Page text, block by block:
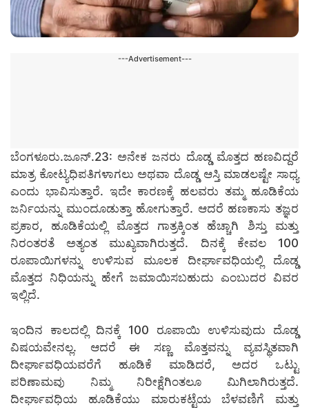
---Advertisement---
ಬೆಂಗಳೂರು.ಜೂನ್.23: ಅನೇಕ ಜನರು ದೊಡ್ಡ ಮೊತ್ತದ ಹಣವಿದ್ದರೆ
ಮಾತ್ರ ಕೋಟ್ಯಧಿಪತಿಗಳಾಗಲು ಅಥವಾ ದೊಡ್ಡ ಆಸ್ತಿ ಮಾಡಲಷ್ಟೇ ಸಾಧ್ಯ
ಎಂದು ಭಾವಿಸುತ್ತಾರೆ. ಇದೇ ಕಾರಣಕ್ಕೆ ಹಲವರು ತಮ್ಮ ಹೂಡಿಕೆಯ
ಜರ್ನಿಯನ್ನು ಮುಂದೂಡುತ್ತಾ ಹೋಗುತ್ತಾರೆ. ಆದರೆ ಹಣಕಾಸು ತಜ್ಞರ
ಪ್ರಕಾರ, ಹೂಡಿಕೆಯಲ್ಲಿ ಮೊತ್ತದ ಗಾತ್ರಕ್ಕಿಂತ ಹೆಚ್ಚಾಗಿ ಶಿಸ್ತು ಮತ್ತು
ನಿರಂತರತೆ ಅತ್ಯಂತ ಮುಖ್ಯವಾಗಿರುತ್ತದೆ. ದಿನಕ್ಕೆ ಕೇವಲ 100
ರೂಪಾಯಿಗಳನ್ನು ಉಳಿಸುವ ಮೂಲಕ ದೀರ್ಘಾವಧಿಯಲ್ಲಿ ದೊಡ್ಡ
ಮೊತ್ತದ ನಿಧಿಯನ್ನು ಹೇಗೆ ಜಮಾಯಿಸಬಹುದು ಎಂಬುದರ ವಿವರ
ಇಲ್ಲಿದೆ.
ಇಂದಿನ ಕಾಲದಲ್ಲಿ ದಿನಕ್ಕೆ 100 ರೂಪಾಯಿ ಉಳಿಸುವುದು ದೊಡ್ಡ
ವಿಷಯವೇನಲ್ಲ. ಆದರೆ ಈ ಸಣ್ಣ ಮೊತ್ತವನ್ನು ವ್ಯವಸ್ಥಿತವಾಗಿ
ದೀರ್ಘಾವಧಿಯವರೆಗೆ ಹೂಡಿಕೆ ಮಾಡಿದರೆ, ಅದರ ಒಟ್ಟು
ಪರಿಣಾಮವು ನಿಮ್ಮ ನಿರೀಕ್ಷೆಗಿಂತಲೂ ಮಿಗಿಲಾಗಿರುತ್ತದೆ.
ದೀರ್ಘಾವಧಿಯ ಹೂಡಿಕೆಯು ಮಾರುಕಟ್ಟೆಯ ಬೆಳವಣಿಗೆ ಮತ್ತು